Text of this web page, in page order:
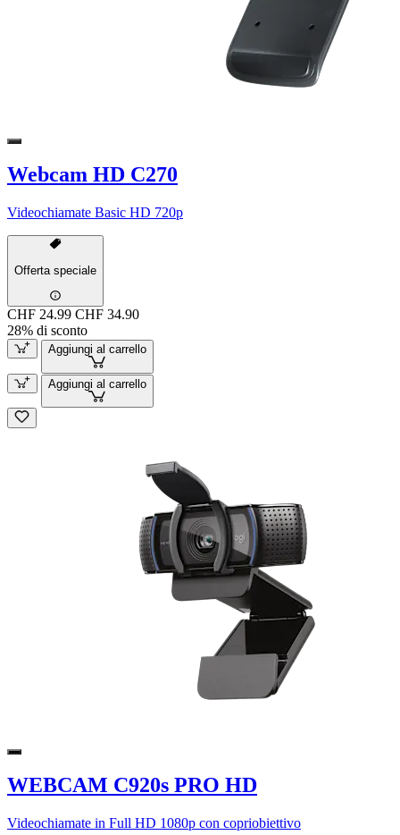
Webcam HD C270
Videochiamate Basic HD 720p
Offerta speciale
CHF 24.99 CHF 34.90
28% di sconto
Aggiungi al carrello
Aggiungi al carrello
WEBCAM C920s PRO HD
Videochiamate in Full HD 1080p con copriobiettivo